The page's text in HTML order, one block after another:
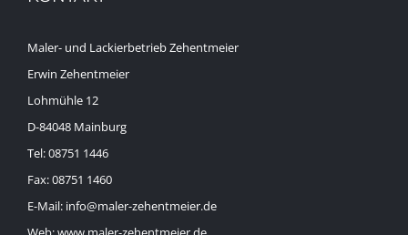
Maler- und Lackierbetrieb Zehentmeier
Erwin Zehentmeier
Lohmühle 12
D-84048 Mainburg
Tel: 08751 1446
Fax: 08751 1460
E-Mail: info@maler-zehentmeier.de